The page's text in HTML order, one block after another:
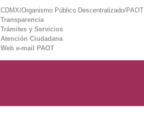
CDMX/Organismo Público Descentralizado/PAOT
Transparencia
Trámites y Servicios
Atención Ciudadana
Web e-mail PAOT